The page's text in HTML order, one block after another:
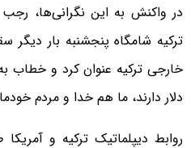
در واکنش به این نگرانی‌ها،
ترکیه شامگاه پنجشنبه بار دیگر
خارجی‌ ترکیه عنوان کرد و خطاب
دلار دارند، ما هم خدا و مردم
روابط دیپلماتیک ترکیه و